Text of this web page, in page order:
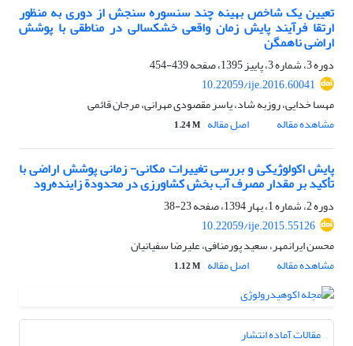
تعیین یک شاخص بهینه چند سنسوره سنجش از دوری به منظور
ارتقا فرآیند پایش زمان واقعی خشکسالی در مناطقی با پوشش
اراضی ناهمگن
دوره 3، شماره 3، پاییز 1395، صفحه
439-454
10.22059/ije.2016.60041
مهسا خدایی، روزبه شاد، یاسر مقصودی مهرانی، مرجان قائمی
مشاهده مقاله
اصل مقاله 1.24 M
پایش اکولوژیکی و بررسی تغییرات مکانی- زمانی پوشش اراضی با
تأکید بر مقدار مصرف آب بخش کشاورزی در محدودة زاینده‌رود
دوره 2، شماره 1، بهار 1394، صفحه
23-38
10.22059/ije.2015.55126
محسن ایرانمهر، سعید پورمنافی، علیرضا سفیانیان
مشاهده مقاله
اصل مقاله 1.12 M
مقالات آماده انتشار